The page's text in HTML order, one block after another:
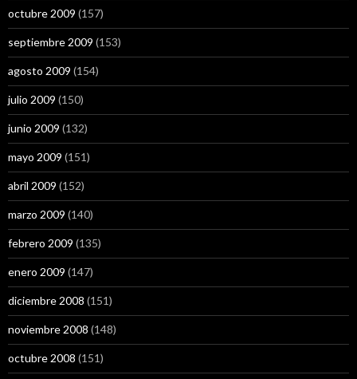
octubre 2009 (157)
septiembre 2009 (153)
agosto 2009 (154)
julio 2009 (150)
junio 2009 (132)
mayo 2009 (151)
abril 2009 (152)
marzo 2009 (140)
febrero 2009 (135)
enero 2009 (147)
diciembre 2008 (151)
noviembre 2008 (148)
octubre 2008 (151)